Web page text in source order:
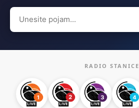
Search
for:
RADIO STANICE